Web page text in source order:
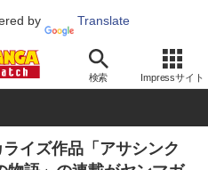
by Translate
検索 Impressサイト
イズ作品「アサシンク